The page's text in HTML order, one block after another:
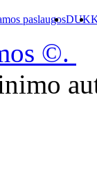
paslaugosDUK
©.